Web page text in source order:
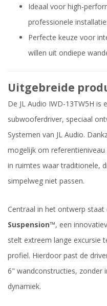
Ideaal voor high-
professionele
Perfecte keuze voor
willen uit ondiepe
Uitgebreide
De JL Audio IWD-13TW5H is
subwooferdriver, speciaal
Systemen van JL Audio.
mogelijk om
in ruimtes waar traditionele,
simpelweg niet passen.
Centraal in het ontwerp staat
Suspension™, een
stelt extreem lange excursie
profiel. Hierdoor past de
6" wandconstructies,
dynamiek.